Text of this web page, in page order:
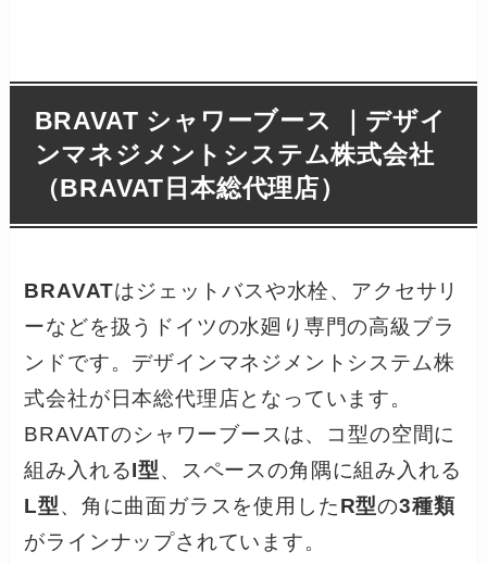
BRAVAT シャワーブース ｜デザイ
ンマネジメントシステム株式会社
（BRAVAT日本総代理店）
BRAVATはジェットバスや水栓、アクセサリ
ーなどを扱うドイツの水廻り専門の高級ブラ
ンドです。デザインマネジメントシステム株
式会社が日本総代理店となっています。
BRAVATのシャワーブースは、コ型の空間に
組み入れるI型、スペースの角隅に組み入れる
L型、角に曲面ガラスを使用したR型の3種類
がラインナップされています。